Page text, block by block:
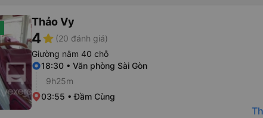
Thảo Vy
4star (20 đánh giá)
Giường nằm 40 chỗ
18:30 • Văn phòng Sài Gòn
9h25m
03:55 • Đầm Cùng